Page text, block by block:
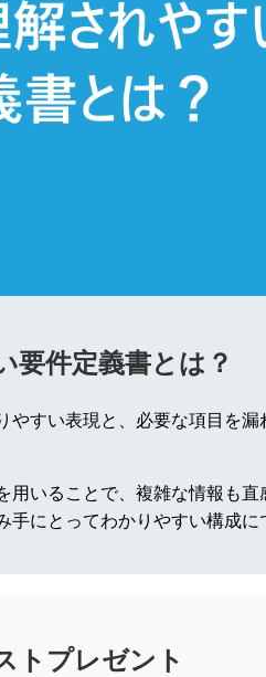
要件定義書とは？
やすい表現と、必要な項目を
用いることで、複雑な情報も
手にとってわかりやすい構成に
トプレゼント